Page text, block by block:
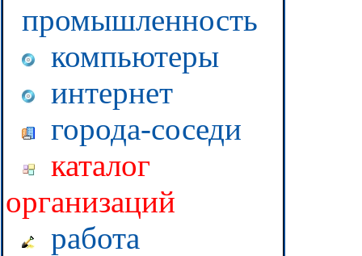
промышленность
компьютеры
интернет
города-соседи
каталог
организаций
работа